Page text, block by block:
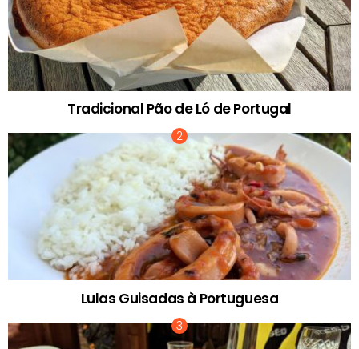
Tradicional Pão de Ló de Portugal
Lulas Guisadas à Portuguesa